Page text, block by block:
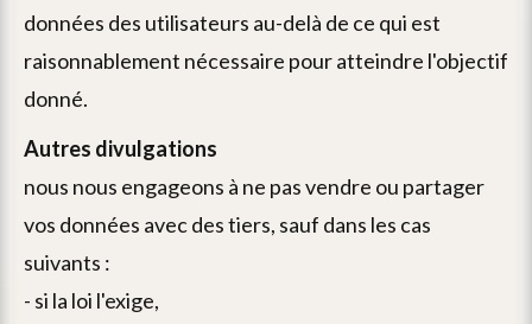
données des utilisateurs au-delà de ce qui est
raisonnablement nécessaire pour atteindre l'objectif
donné.
autres divulgations
nous nous engageons à ne pas vendre ou partager
vos données avec des tiers, sauf dans les cas
suivants :
- si la loi l'exige,